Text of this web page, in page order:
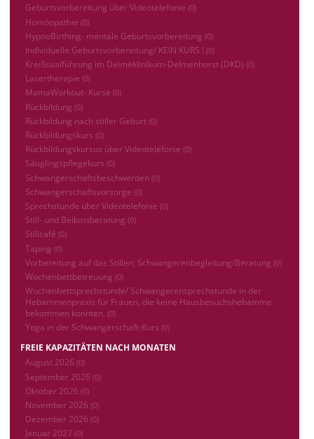
Geburtsvorbereitung über Videotelefonie (0)
Homöopathie (0)
HypnoBirthing- mentale Geburtsvorbereitung (0)
Individuelle Geburtsvorbereitung/ KEIN KURS ! (0)
Kreißsaalführung im Delmeklinikum-Delmenhorst (DKD) (0)
Lasertherapie (0)
MamaWorkout- Kurse (0)
Rückbildung (0)
Rückbildung nach stiller Geburt (0)
Rückbildungskurs (0)
Rückbildungskursus über Videotelefonie (0)
Säuglingspflegekurs (0)
Schwangerschaftsbeschwerden (0)
Schwangerschaftsvorsorge (0)
Sprechstunde über Videotelefonie (0)
Still- und Beikostberatung (0)
Stillcafé (0)
Taping (0)
Vorbereitung auf das Stillen, Schwangerenbegleitung/Beratung (0)
Wochenbettbetreuung (0)
Wochenbettsprechstunde/ Schwangerensprechstunde in der
Hebammenpraxis für Frauen, die keine Hausbesuchshebamme
bekommen konnten. (0)
Yoga in der Schwangerschaft-Kurs (0)
FREIE KAPAZITÄTEN NACH MONATEN
August 2026 (0)
September 2026 (0)
Oktober 2026 (0)
November 2026 (0)
Dezember 2026 (0)
Januar 2027 (0)